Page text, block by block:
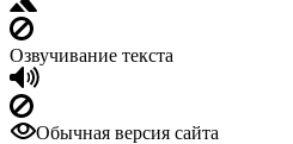
Озвучивание текста
Обычная версия сайта